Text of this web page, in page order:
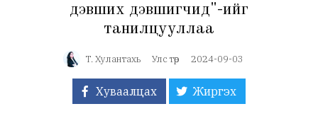
дэвших дэвшигчид"-ийг
танилцууллаа
Т. Хулантахь Улс төр 2024-09-03
Хуваалцах Жиргэх